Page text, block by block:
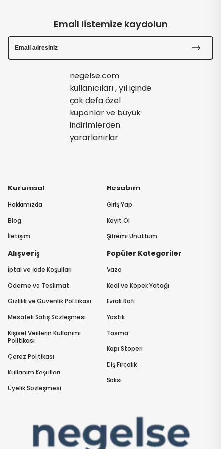
Kurumsal
Hakkımızda
Blog
İletişim
Hesabım
Giriş Yap
Kayıt Ol
Şifremi Unuttum
Alışveriş
İptal ve İade Koşulları
Ödeme ve Teslimat
Gizlilik ve Güvenlik Politikası
Mesafeli Satış Sözleşmesi
Kişisel Verilerin Kullanımı
Politikası
Çerez Politikası
Kullanım Koşulları
Üyelik Sözleşmesi
Popüler Kategoriler
Vazo
Kedi ve Köpek Yatağı
Evrak Rafı
Yastık
Tasma
Kapı Stoperi
Diş Fırçalık
Saksı
Email listemize kaydolun
negelse.com
kullanıcıları , yıl içinde
çok defa özel
kuponlar ve büyük
indirimlerden
yararlanırlar